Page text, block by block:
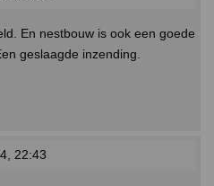
En nestbouw is ook een goede
geslaagde inzending.
22:43